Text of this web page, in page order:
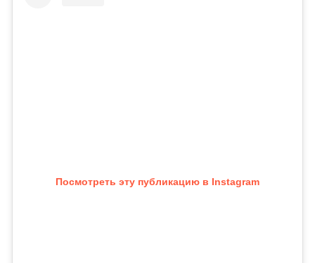
Посмотреть эту публикацию в Instagram